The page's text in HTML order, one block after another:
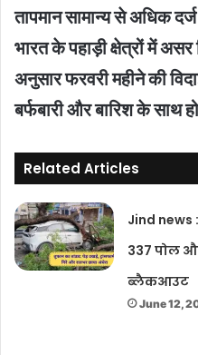
तापमान सामान्य से अधिक
भारत के पहाड़ी क्षेत्रों में
अनुसार फरवरी महीने की
बर्फबारी और बारिश के साथ
Related Articles
Jind news
337 पोल
ब्लैकआउट
June 12,